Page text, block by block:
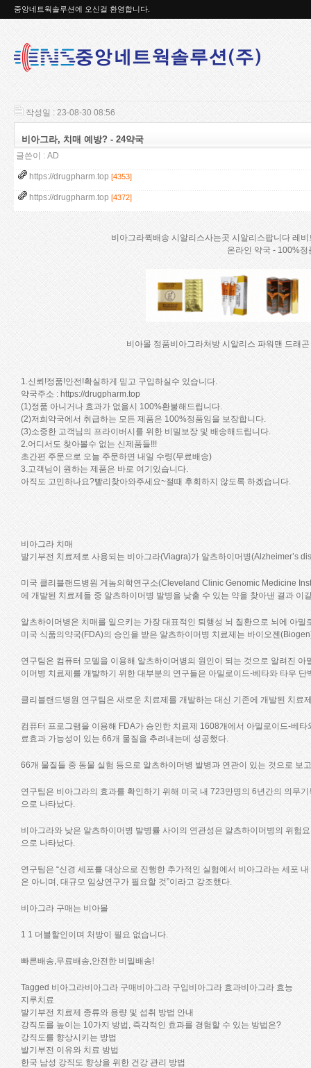
중앙네트웍솔루션에 오신걸 환영합니다.
작성일 : 23-08-30 08:56
비아그라, 치매 예방? - 24약국
글쓴이 : AD
https://drugpharm.top [4353]
https://drugpharm.top [4372]
비아그라퀵배송 시알리스사는곳 시알리스팝니다 레
온라인 약국 - 100%
비아몰 정품비아그라처방 시알리스 파워맨 드래곤
1.신뢰!정품!안전!확실하게 믿고 구입하실수 있습니다.
약국주소 : https://drugpharm.top
(1)정품 아니거나 효과가 없을시 100%환불해드립니다.
(2)저희약국에서 취급하는 모든 제품은 100%정품임을 보장합니다.
(3)소중한 고객님의 프라이버시를 위한 비밀보장 및 배송해드립니다.
2.어디서도 찾아볼수 없는 신제품들!!!
초간편 주문으로 오늘 주문하면 내일 수령(무료배송)
3.고객님이 원하는 제품은 바로 여기있습니다.
아직도 고민하나요?빨리찾아와주세요~절때 후회하지 않도록 하겠습니다.
비아그라 치매
발기부전 치료제로 사용되는 비아그라(Viagra)가 알츠하이머병(Alzheimer’s
미국 클리블랜드병원 게놈의학연구소(Cleveland Clinic Genomic Medicine
에 개발된 치료제들 중 알츠하이머병 발병을 낮출 수 있는 약을 찾아낸 결과 이
알츠하이머병은 치매를 일으키는 가장 대표적인 퇴행성 뇌 질환으로 뇌에 아
미국 식품의약국(FDA)의 승인을 받은 알츠하이머병 치료제는 바이오젠
연구팀은 컴퓨터 모델을 이용해 알츠하이머병의 원인이 되는 것으로 알려진
이머병 치료제를 개발하기 위한 대부분의 연구들은 아밀로이드-베타와 타우
클리블랜드병원 연구팀은 새로운 치료제를 개발하는 대신 기존에 개발된 치
컴퓨터 프로그램을 이용해 FDA가 승인한 치료제 1608개에서 아밀로이드-베
료효과 가능성이 있는 66개 물질을 추려내는데 성공했다.
66개 물질들 중 동물 실험 등으로 알츠하이머병 발병과 연관이 있는 것으로
연구팀은 비아그라의 효과를 확인하기 위해 미국 내 723만명의 6년간의 의무
으로 나타났다.
비아그라와 낮은 알츠하이머병 발병률 사이의 연관성은 알츠하이머병의 위험
으로 나타났다.
연구팀은 “신경 세포를 대상으로 진행한 추가적인 실험에서 비아그라는 세포
은 아니며, 대규모 임상연구가 필요할 것”이라고 강조했다.
비아그라 구매는 비아몰
1 1 더블할인이며 처방이 필요 없습니다.
빠른배송,무료배송,안전한 비밀배송!
Tagged 비아그라비아그라 구매비아그라 구입비아그라 효과비아그라 효능
지루치료
발기부전 치료제 종류와 용량 및 섭취 방법 안내
강직도를 높이는 10가지 방법, 즉각적인 효과를 경험할 수 있는 방법은?
강직도를 향상시키는 방법
발기부전 이유와 치료 방법
한국 남성 강직도 향상을 위한 건강 관리 방법